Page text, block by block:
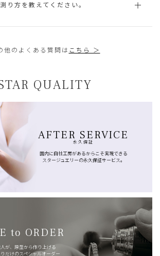
り方を教えてください。
他のよくある質問は こちら ＞
QUALITY
AFTER SERVICE
永久保証
国内に自社工房があるからこそ実現できる
スタージュエリーの永久保証サービス。
to ORDER
が、原型から作り上げる
だけのスペシャルオーダー